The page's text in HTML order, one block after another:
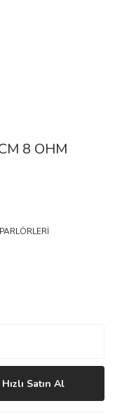
8 OHM
Hızlı Satın Al